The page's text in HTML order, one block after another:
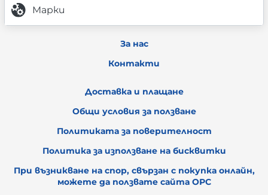
Марки
За нас
Контакти
Доставка и плащане
Общи условия за ползване
Политиката за поверителност
Политика за използване на бисквитки
При възникване на спор, свързан с покупка онлайн,
можете да ползвате сайта ОРС